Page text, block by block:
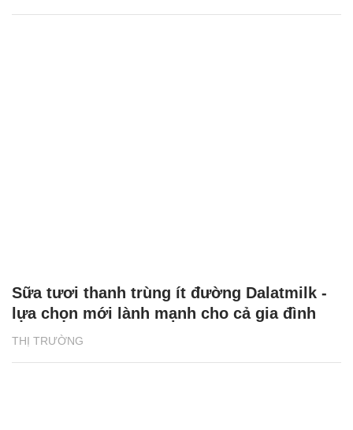
THỊ TRƯỜNG
Sữa tươi thanh trùng ít đường Dalatmilk -
lựa chọn mới lành mạnh cho cả gia đình